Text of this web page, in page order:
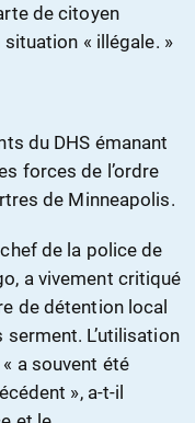
de citoyen
« illégale. »
du DHS émanant
forces de l’ordre
de Minneapolis.
de la police de
a vivement critiqué
de détention local
serment. L’utilisation
a souvent été
», a-t-il